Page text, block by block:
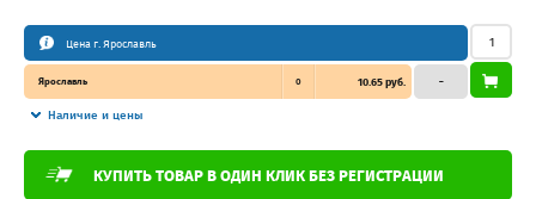
Цена г. Ярославль
Ярославль 0 10.65 руб.
Наличие и цены
–
КУПИТЬ ТОВАР В ОДИН КЛИК БЕЗ РЕГИСТРАЦИИ